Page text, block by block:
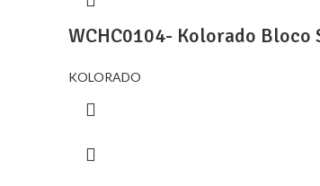
WCHC0104- Kolorado
KOLORADO